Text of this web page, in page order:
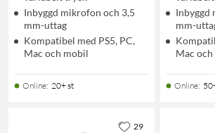
Inbyggd mikrofon och 3,5
mm-uttag
Kompatibel med PS5, PC,
Mac och mobil
Online: 20+ st
Inbyggd
mm-
Mac
Online:
29